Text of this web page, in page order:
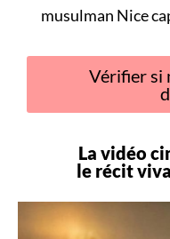
musulman Nice
Vérifier si
La vidéo
le récit